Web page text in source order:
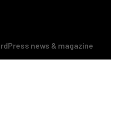
news & magazine